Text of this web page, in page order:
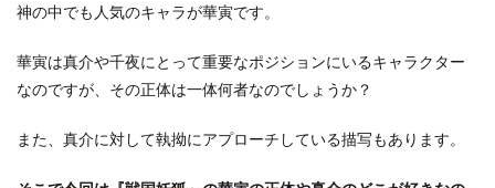
神の中でも人気のキャラが華寅です。
華寅は真介や千夜にとって重要なポジションにいるキャラクター
なのですが、その正体は一体何者なのでしょうか？
また、真介に対して執拗にアプローチしている描写もあります。